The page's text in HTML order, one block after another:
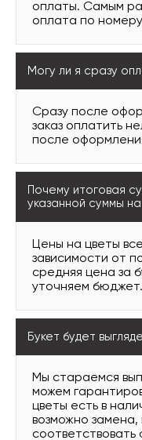
оплаты. Самым
оплата по
Могу ли я сразу
Сразу после
заказ оплатить
после
Почему итоговая
указанной суммы
Цены на цветы
зависимости от
средняя цена за
уточняем бюджет.
Букет будет
Мы стараемся
можем
цветы есть в
возможно
соответствовать